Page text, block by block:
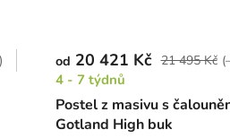
Postel z masivu s
Gotland High buk
od 20 421 Kč 21 495 Kč
4 - 7 týdnů